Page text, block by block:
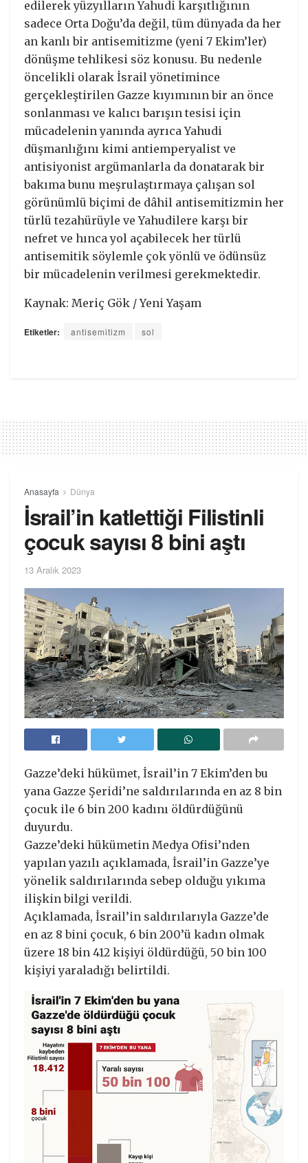
edilerek yüzyılların Yahudi karşıtlığının
sadece Orta Doğu’da değil, tüm dünyada da her
an kanlı bir antisemitizme (yeni 7 Ekim’ler)
dönüşme tehlikesi söz konusu. Bu nedenle
öncelikli olarak İsrail yönetimince
gerçekleştirilen Gazze kıyımının bir an önce
sonlanması ve kalıcı barışın tesisi için
mücadelenin yanında ayrıca Yahudi
düşmanlığını kimi antiemperyalist ve
antisiyonist argümanlarla da donatarak bir
bakıma bunu meşrulaştırmaya çalışan sol
görünümlü biçimi de dâhil antisemitizmin her
türlü tezahürüyle ve Yahudilere karşı bir
nefret ve hınca yol açabilecek her türlü
antisemitik söylemle çok yönlü ve ödünsüz
bir mücadelenin verilmesi gerekmektedir.
Kaynak: Meriç Gök / Yeni Yaşam
Etiketler: antisemitizm sol
Anasayfa Dünya
İsrail’in katlettiği Filistinli
çocuk sayısı 8 bini aştı
13 Aralık 2023
Gazze’deki hükümet, İsrail’in 7 Ekim’den bu
yana Gazze Şeridi’ne saldırılarında en az 8 bin
çocuk ile 6 bin 200 kadını öldürdüğünü
duyurdu.
Gazze’deki hükümetin Medya Ofisi’nden
yapılan yazılı açıklamada, İsrail’in Gazze’ye
yönelik saldırılarında sebep olduğu yıkıma
ilişkin bilgi verildi.
Açıklamada, İsrail’in saldırılarıyla Gazze’de
en az 8 bini çocuk, 6 bin 200’ü kadın olmak
üzere 18 bin 412 kişiyi öldürdüğü, 50 bin 100
kişiyi yaraladığı belirtildi.